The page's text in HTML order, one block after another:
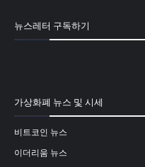
뉴스레터 구독하기
가상화폐 뉴스 및 시세
비트코인 뉴스
이더리움 뉴스